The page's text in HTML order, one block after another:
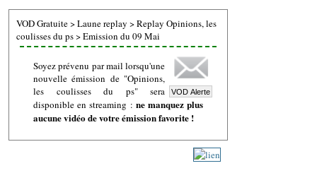
VOD Gratuite>Laune replay >Replay Opinions, les
coulisses du ps>Emission du 09 Mai
Soyez prévenu par mail lorsqu'une
nouvelle émission de "Opinions,
les coulisses du ps" sera
disponible en streaming : ne manquez plus
aucune vidéo de votre émission favorite !